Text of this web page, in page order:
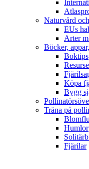
Naturvård
EUs
Arter
Böcker,
Boktips
Köpa
Bygg
Träna på
Humlor
Fjärilar